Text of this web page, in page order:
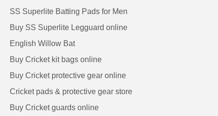
SS Superlite Batting Pads for Men
Buy SS Superlite Legguard online
English Willow Bat
Buy Cricket kit bags online
Buy Cricket protective gear online
Cricket pads & protective gear store
Buy Cricket guards online